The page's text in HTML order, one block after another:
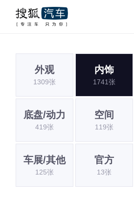
外观
1309张
内饰
1741张
底盘/动力
419张
空间
119张
车展/其他
125张
官方
13张